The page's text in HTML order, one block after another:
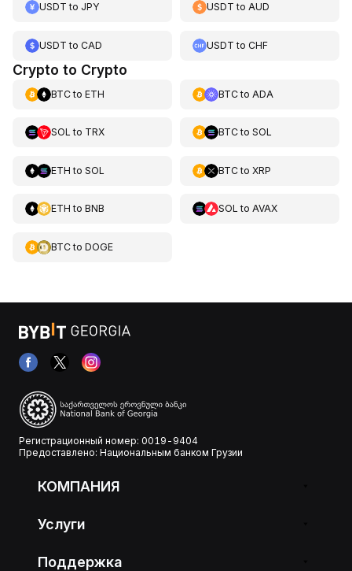
USDT to JPY USDT toAUD
USDT to CAD USDT toCHF
Crypto to Crypto
BTCto ETH BTCto ADA
SOL to TRX BTCto SOL
ETH to SOL BTCto XRP
ETH to BNB SOL to AVAX
BTCto DOGE
Регистрационный номер: 0019-9404
Предоставлено: Национальным банком Грузии
КОМПАНИЯ
Услуги
Поддержка